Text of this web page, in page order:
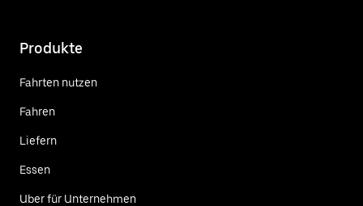
Produkte
Fahrten nutzen
Fahren
Liefern
Essen
Uber für Unternehmen